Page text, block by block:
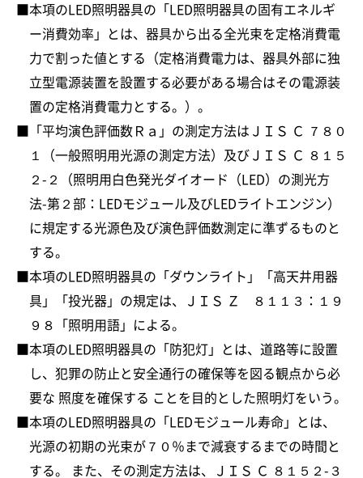
本項のLED照明器具の「LED照明器具の固有エネルギ
ー消費効率」とは、器具から出る全光束を定格消費電
力で割った値とする（定格消費電力は、器具外部に独
立型電源装置を設置する必要がある場合はその電源装
置の定格消費電力とする。）。
「平均演色評価数Ｒａ」の測定方法はＪＩＳ Ｃ ７８０
１（一般照明用光源の測定方法）及びＪＩＳ Ｃ ８１５
２-２（照明用白色発光ダイオード（LED）の測光方
法-第２部：LEDモジュール及びLEDライトエンジン）
に規定する光源色及び演色評価数測定に準ずるものと
する。
本項のLED照明器具の「ダウンライト」「高天井用器
具」「投光器」の規定は、ＪＩＳ Ｚ ８１１３：１９
９８「照明用語」による。
本項のLED照明器具の「防犯灯」とは、道路等に設置
し、犯罪の防止と安全通行の確保等を図る観点から必
要な 照度を確保する ことを目的とした照明灯をいう。
本項のLED照明器具の「LEDモジュール寿命」とは、
光源の初期の光束が７０％まで減衰するまでの時間と
する。 また、その測定方法は、ＪＩＳ Ｃ ８１５２-３